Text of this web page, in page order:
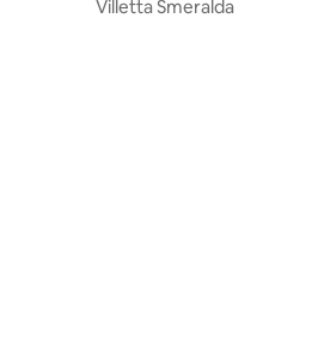
Villetta Smeralda